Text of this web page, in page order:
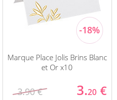
Marque Place Jolis Brins Blanc
et Or x10
3.90 € 3.20 €